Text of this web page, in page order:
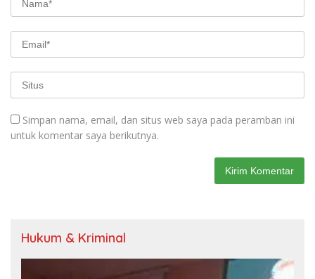
Simpan nama, email, dan situs web saya pada peramban ini
untuk komentar saya berikutnya.
Hukum & Kriminal